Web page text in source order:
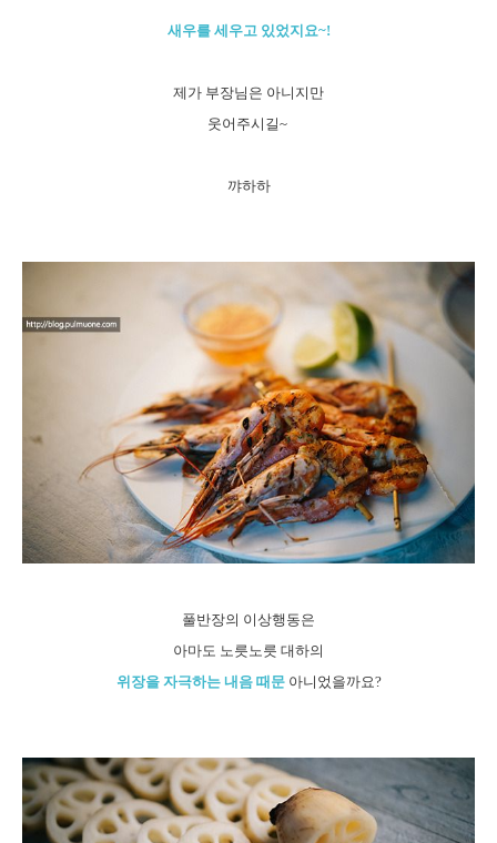
새우를 세우고 있었지요~!
제가 부장님은 아니지만
웃어주시길~
꺄하하
풀반장의 이상행동은
아마도 노릇노릇 대하의
위장을 자극하는 내음 때문아니었을까요?